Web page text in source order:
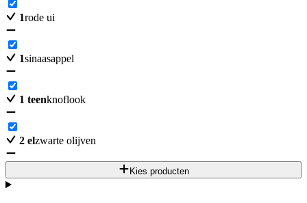
1rode ui
1sinaasappel
1 teenknoflook
2 elzwarte olijven
Kies producten